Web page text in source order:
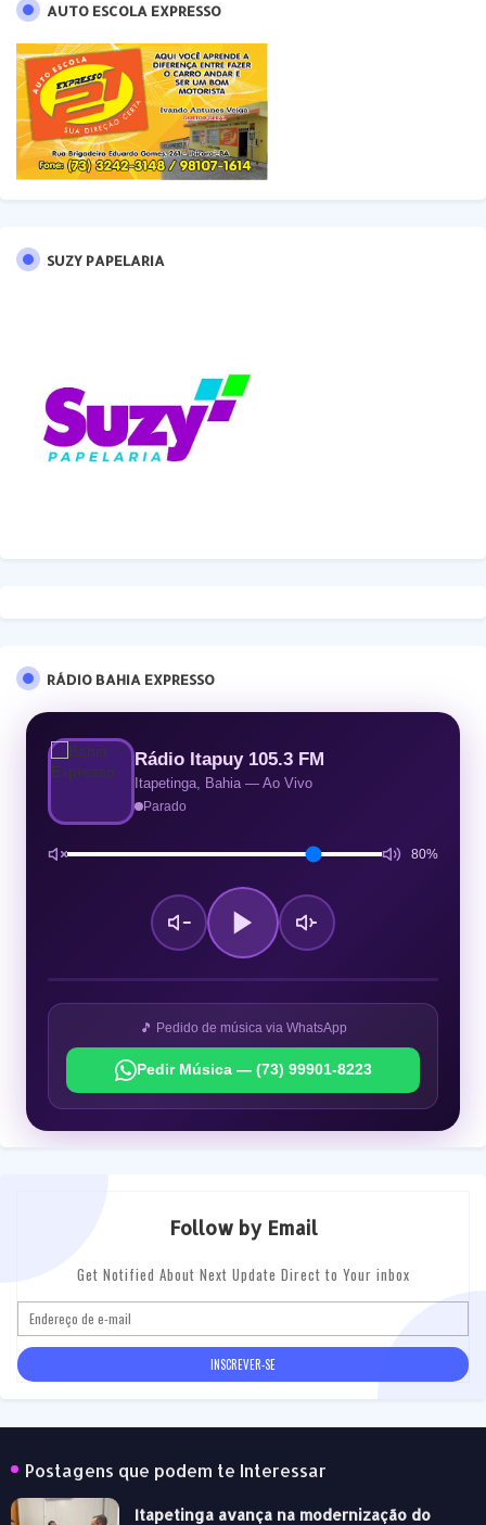
AUTO ESCOLA EXPRESSO
SUZY PAPELARIA
RÁDIO BAHIA EXPRESSO
Rádio Itapuy 105.3 FM
Itapetinga, Bahia — Ao Vivo
Parado
80%
🎵 Pedido de música via WhatsApp
Pedir Música — (73) 99901-8223
Follow by Email
Get Notified About Next Update Direct to Your inbox
Postagens que podem te Interessar
Itapetinga avança na modernização do